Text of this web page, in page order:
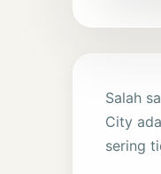
Salah
City
sering